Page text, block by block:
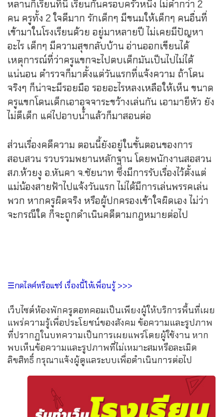
หลานก็เรียนที่นี่ เรียนกันครอบครัวหนึ่ง ไม่ต่ำกว่า 2
คน ครูทั้ง 2 ใจดีมาก รักเด็กๆ มีขนมให้เด็กๆ คนอื่นที่
เข้ามาในโรงเรียนด้วย อยู่มาหลายปี ไม่เคยมีปัญหา
อะไร เด็กๆ มีความสุขกลับบ้าน อ่านออกเขียนได้
เหตุการณ์ที่ว่าครูแขกจะไปตบเด็กมันเป็นไปไม่ได้
แน่นอน ตำรวจก็มาตั้งแต่วันแรกที่แจ้งความ ถ้าโดน
จริงๆ ก็น่าจะมีรอยมือ รอยอะไรหลงเหลือให้เห็น ขนาด
ครูแขกโดนเด็กเอาอุจจาระขว้างเล่นกัน เอามายีหัว ยัง
ไม่ตีเด็ก แค่ไปอาบน้ำแล้วก็มาสอนต่อ
ส่วนเรื่องคดีความ ตอนนี้ยังอยู่ในขั้นตอนของการ
สอบสวน รวบรวมพยานหลักฐาน โดยพนักงานสอสวน
สภ.ห้วยงู อ.หันคา จ.ชัยนาท ซึ่งมีการรับเรื่องไว้ตั้งแต่
แม่น้องสายฟ้าไปแจ้งวันแรก ไม่ได้มีการเล่นพรรคเล่น
พวก หากครูผิดจริง หรือผู้ปกครองเข้าใจผิดเอง ไม่ว่า
จะกรณีใด ก็จะถูกดำเนินคดีตามกฎหมายต่อไป
☰กดไลค์หรือแชร์ เรื่องนี้ให้เพื่อนรู้ >>>
เว็บไซต์ห้องพักครูดอทคอมเป็นเพียงผู้ให้บริการพื้นที่เผย
แพร่ความรู้เพื่อประโยชน์ของสังคม ข้อความและรูปภาพ
ที่ปรากฏในบทความเป็นการเผยแพร่โดยผู้ใช้งาน หาก
พบเห็นข้อความและรูปภาพที่ไม่เหมาะสมหรือละเมิด
ลิขสิทธิ์ กรุณาแจ้งผู้ดูแลระบบเพื่อดำเนินการต่อไป